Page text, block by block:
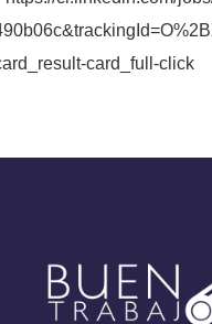
card_full-click